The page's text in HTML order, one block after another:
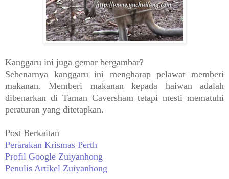
Kanggaru ini juga gemar bergambar?
Sebenarnya kanggaru ini mengharap pelawat memberi
makanan. Memberi makanan kepada haiwan adalah
dibenarkan di Taman Caversham tetapi mesti mematuhi
peraturan yang ditetapkan.
Post Berkaitan
Perarakan Krismas Perth
Profil Google Zuiyanhong
Penulis Artikel Zuiyanhong